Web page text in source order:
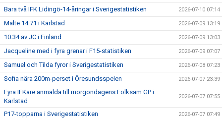
Bara två IFK Lidingö-14-åringar i Sverigestatistiken 2026-07-10 07:14
Malte 14.71 i Karlstad 2026-07-09 13:19
10.34 av JC i Finland 2026-07-09 13:03
Jacqueline med i fyra grenar i F15-statistiken 2026-07-09 07:07
Samuel och Tilda fyror i Sverigestatistiken 2026-07-08 07:23
Sofia nära 200m-perset i Öresundsspelen 2026-07-07 23:39
Fyra IFKare anmälda till morgondagens Folksam GP i
Karlstad
2026-07-07 07:55
P17-topparna i Sverigestatistiken 2026-07-07 07:49